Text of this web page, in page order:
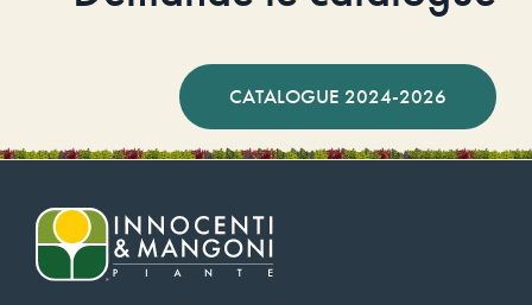
CATALOGUE 2024-2026